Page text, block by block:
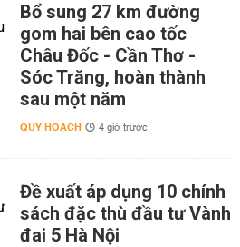
Bổ sung 27 km đường
gom hai bên cao tốc
Châu Đốc - Cần Thơ -
Sóc Trăng, hoàn thành
sau một năm
QUY HOẠCH 4 giờ trước
Đề xuất áp dụng 10 chính
sách đặc thù đầu tư Vành
đai 5 Hà Nội